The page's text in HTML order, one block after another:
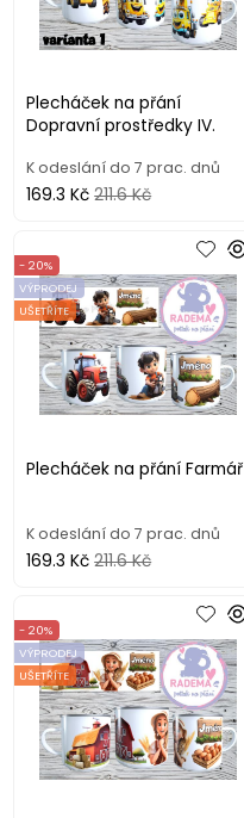
Plecháček na přání
Dopravní prostředky IV.
K odeslání do 7 prac. dnů
169.3 Kč 211.6 Kč
Plecháček na přání Farmář
- 20%
VÝPRODEJ
UŠETŘÍTE
K odeslání do 7 prac. dnů
169.3 Kč 211.6 Kč
- 20%
VÝPRODEJ
UŠETŘÍTE